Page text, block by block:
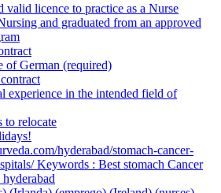
valid licence to practice as a Nurse
and graduated from an approved
of German (required)
experience in the intended field of
to relocate
hyderabad/stomach-cancer-
Keywords : Best stomach Cancer